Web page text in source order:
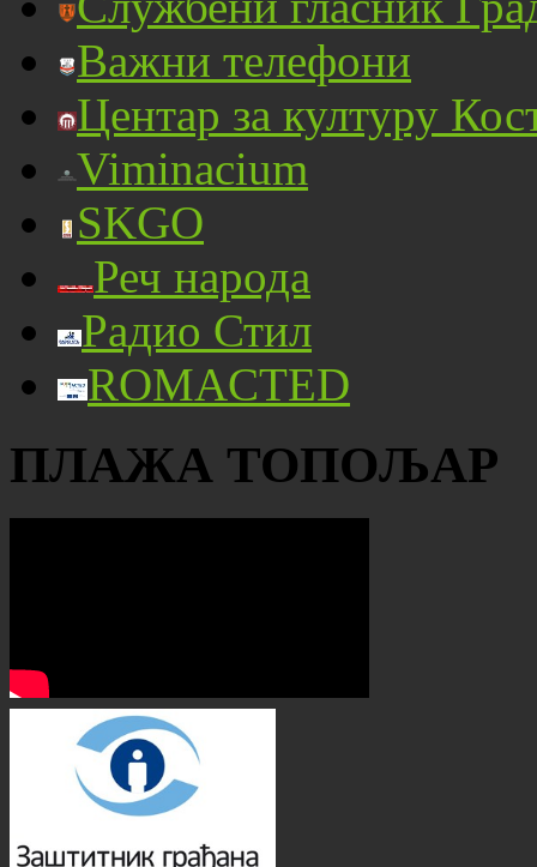
Важни телефони
Центар за културу
Viminacium
SKGO
Реч народа
Радио Стил
ROMACTED
ПЛАЖА ТОПОЉАР